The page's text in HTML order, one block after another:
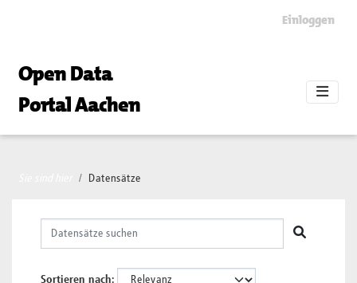
Einloggen
Open Data
Portal Aachen
Datensätze
Sortieren nach